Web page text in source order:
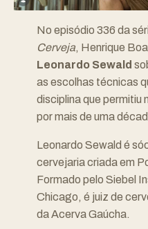
No episódio 336 da
Cerveja, Henrique
Leonardo Sewald
as escolhas técnicas
disciplina que permitiu
por mais de uma
Leonardo Sewald é
cervejaria criada em
Formado pelo Siebel
Chicago, é juiz de
da Acerva Gaúcha.